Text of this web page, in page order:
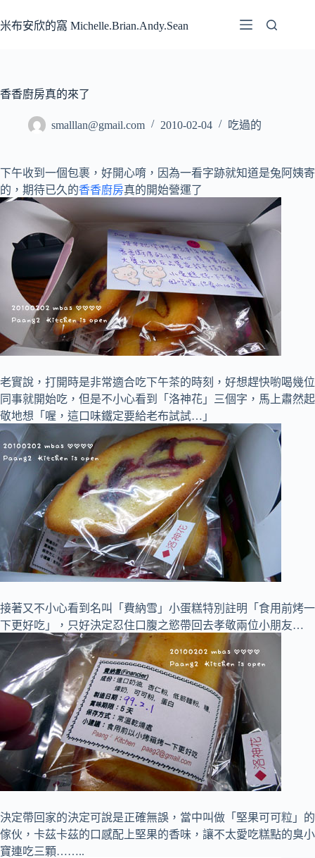
至
容
米布安欣的窩 Michelle.Brian.Andy.Sean
香香廚房真的來了
smalllan@gmail.com 2010-02-04 吃過的
下午收到一個包裹，好開心唷，因為一看字跡就知道是兔阿姨寄
的，期待已久的香香廚房真的開始營運了
老實說，打開時是非常適合吃下午茶的時刻，好想趕快喲喝幾位
同事就開始吃，但是不小心看到「洛神花」三個字，馬上肅然起
敬地想「喔，這口味鐵定要給老布試試…」
接著又不小心看到名叫「費納雪」小蛋糕特別註明「食用前烤一
下更好吃」，只好決定忍住口腹之慾帶回去孝敬兩位小朋友…
決定帶回家的決定可說是正確無誤，當中叫做「堅果可可粒」的
傢伙，卡茲卡茲的口感配上堅果的香味，讓不太愛吃糕點的臭小
寶連吃三顆……..